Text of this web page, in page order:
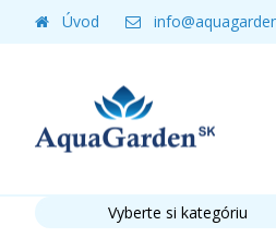
Úvod
Vyberte si kategóriu